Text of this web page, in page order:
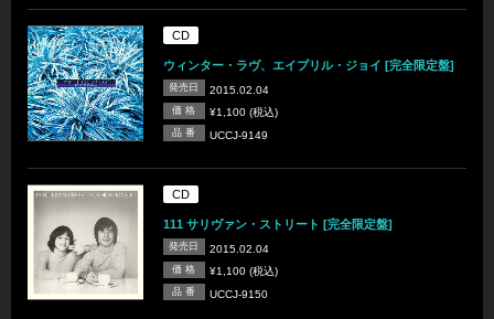
CD
ウィンター・ラヴ、エイプリル・ジョイ [完全限定盤]
発売日 2015.02.04
価 格 ¥1,100 (税込)
品 番 UCCJ-9149
CD
111 サリヴァン・ストリート [完全限定盤]
発売日 2015.02.04
価 格 ¥1,100 (税込)
品 番 UCCJ-9150